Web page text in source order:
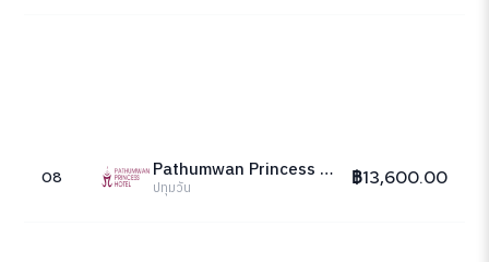
08 Pathumwan Princess Hotel
ปทุมวัน ฿13,600.00